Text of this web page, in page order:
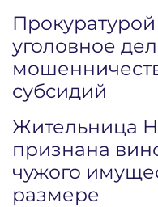
уголовное
субсидий
Жительница
признана
чужого
размере